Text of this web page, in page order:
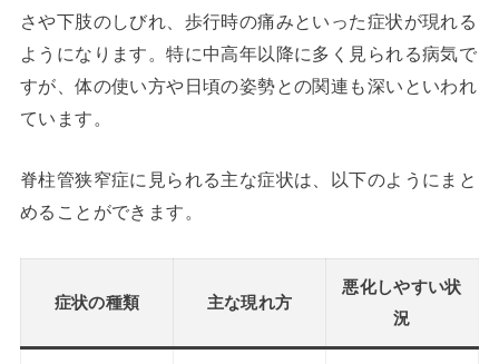
さや下肢のしびれ、歩行時の痛みといった症状が現れる
ようになります。特に中高年以降に多く見られる病気で
すが、体の使い方や日頃の姿勢との関連も深いといわれ
ています。
脊柱管狭窄症に見られる主な症状は、以下のようにまと
めることができます。
症状の種類 主な現れ方
悪化しやすい状
況